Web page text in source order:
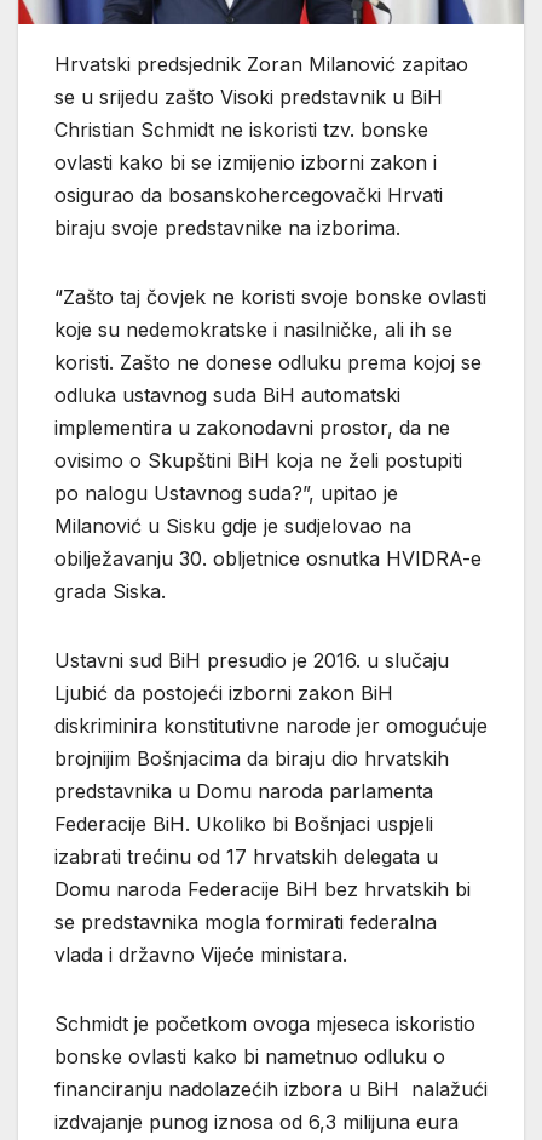
Hrvatski predsjednik Zoran Milanović zapitao
se u srijedu zašto Visoki predstavnik u BiH
Christian Schmidt ne iskoristi tzv. bonske
ovlasti kako bi se izmijenio izborni zakon i
osigurao da bosanskohercegovački Hrvati
biraju svoje predstavnike na izborima.
“Zašto taj čovjek ne koristi svoje bonske ovlasti
koje su nedemokratske i nasilničke, ali ih se
koristi. Zašto ne donese odluku prema kojoj se
odluka ustavnog suda BiH automatski
implementira u zakonodavni prostor, da ne
ovisimo o Skupštini BiH koja ne želi postupiti
po nalogu Ustavnog suda?”, upitao je
Milanović u Sisku gdje je sudjelovao na
obilježavanju 30. obljetnice osnutka HVIDRA-e
grada Siska.
Ustavni sud BiH presudio je 2016. u slučaju
Ljubić da postojeći izborni zakon BiH
diskriminira konstitutivne narode jer omogućuje
brojnijim Bošnjacima da biraju dio hrvatskih
predstavnika u Domu naroda parlamenta
Federacije BiH. Ukoliko bi Bošnjaci uspjeli
izabrati trećinu od 17 hrvatskih delegata u
Domu naroda Federacije BiH bez hrvatskih bi
se predstavnika mogla formirati federalna
vlada i državno Vijeće ministara.
Schmidt je početkom ovoga mjeseca iskoristio
bonske ovlasti kako bi nametnuo odluku o
financiranju nadolazećih izbora u BiH nalažući
izdvajanje punog iznosa od 6,3 milijuna eura